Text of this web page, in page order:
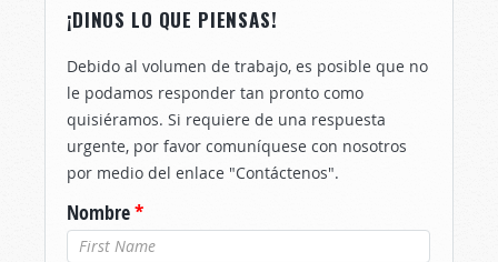
¡DINOS LO QUE PIENSAS!
Debido al volumen de trabajo, es posible que no
le podamos responder tan pronto como
quisiéramos. Si requiere de una respuesta
urgente, por favor comuníquese con nosotros
por medio del enlace "Contáctenos".
Nombre*